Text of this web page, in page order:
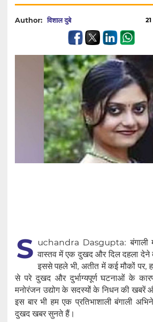
Author: विशाल दुबे
S uchandra Dasgupta: बंगाली
वास्तव में एक दुखद और दिल दहला देने
इससे पहले भी, अतीत में कई मौकों पर,
से परे दुखद और दुर्भाग्यपूर्ण घटनाओं के
मनोरंजन उद्योग के सदस्यों के निधन की खबरें
इस बार भी हम एक प्रतिभाशाली बंगाली
दुखद खबर सुनते हैं।